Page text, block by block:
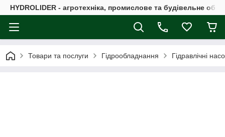
HYDROLIDER - агротехніка, промислове та будівельне
Товари та послуги Гідрообладнання Гідравлічні